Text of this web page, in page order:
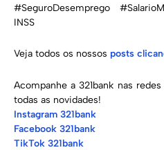
#SeguroDesemprego
INSS
Veja todos os nossos posts
Acompanhe a 321bank nas
todas as novidades!
Instagram 321bank
Facebook 321bank
TikTok 321bank